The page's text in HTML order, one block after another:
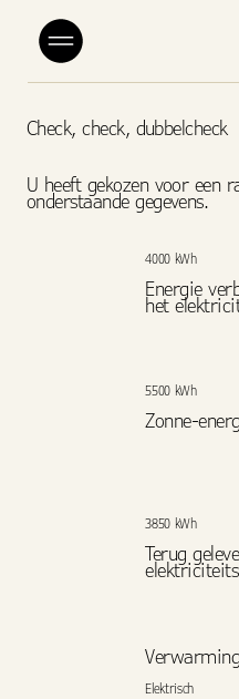
Check, check, dubbelcheck
U heeft gekozen voor een
onderstaande gegevens.
4000 kWh
Energie
het
5500 kWh
Zonne-
3850 kWh
Terug
Elektrisch